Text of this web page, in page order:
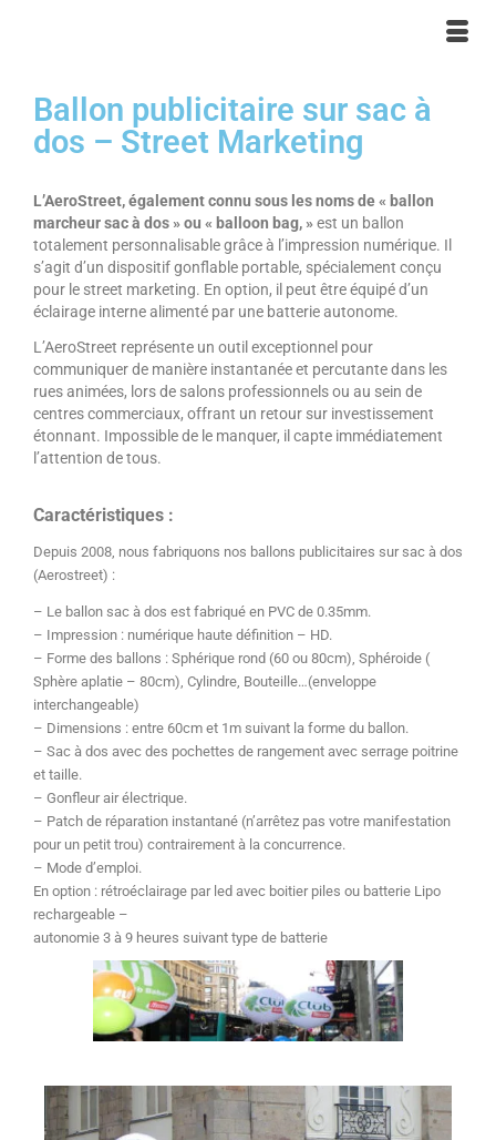
Ballon publicitaire sur sac à
dos – Street Marketing
L’AeroStreet, également connu sous les noms de « ballon
marcheur sac à dos » ou « balloon bag, »est un ballon
totalement personnalisable grâce à l’impression numérique. Il
s’agit d’un dispositif gonflable portable, spécialement conçu
pour le street marketing. En option, il peut être équipé d’un
éclairage interne alimenté par une batterie autonome.
L’AeroStreet représente un outil exceptionnel pour
communiquer de manière instantanée et percutante dans les
rues animées, lors de salons professionnels ou au sein de
centres commerciaux, offrant un retour sur investissement
étonnant. Impossible de le manquer, il capte immédiatement
l’attention de tous.
Caractéristiques :
Depuis 2008, nous fabriquons nos ballons publicitaires sur sac à dos
(Aerostreet) :
– Le ballon sac à dos est fabriqué en PVC de 0.35mm.
– Impression : numérique haute définition – HD.
– Forme des ballons : Sphérique rond (60 ou 80cm), Sphéroide (
Sphère aplatie – 80cm), Cylindre, Bouteille…(enveloppe
interchangeable)
– Dimensions : entre 60cm et 1m suivant la forme du ballon.
– Sac à dos avec des pochettes de rangement avec serrage poitrine
et taille.
– Gonfleur air électrique.
– Patch de réparation instantané (n’arrêtez pas votre manifestation
pour un petit trou) contrairement à la concurrence.
– Mode d’emploi.
En option : rétroéclairage par led avec boitier piles ou batterie Lipo
rechargeable –
autonomie 3 à 9 heures suivant type de batterie